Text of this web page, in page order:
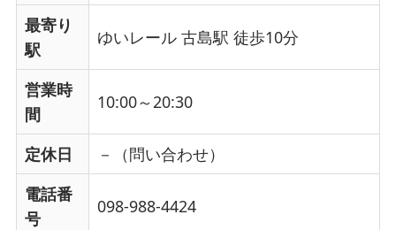
最寄り
駅
ゆいレール 古島駅 徒歩10分
営業時
間
10:00～20:30
定休日
－（問い合わせ）
電話番
号
098-988-4424